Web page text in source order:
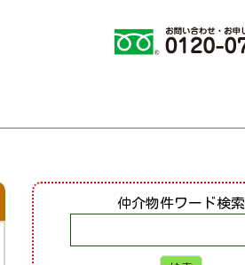
仲介物件ワード検索